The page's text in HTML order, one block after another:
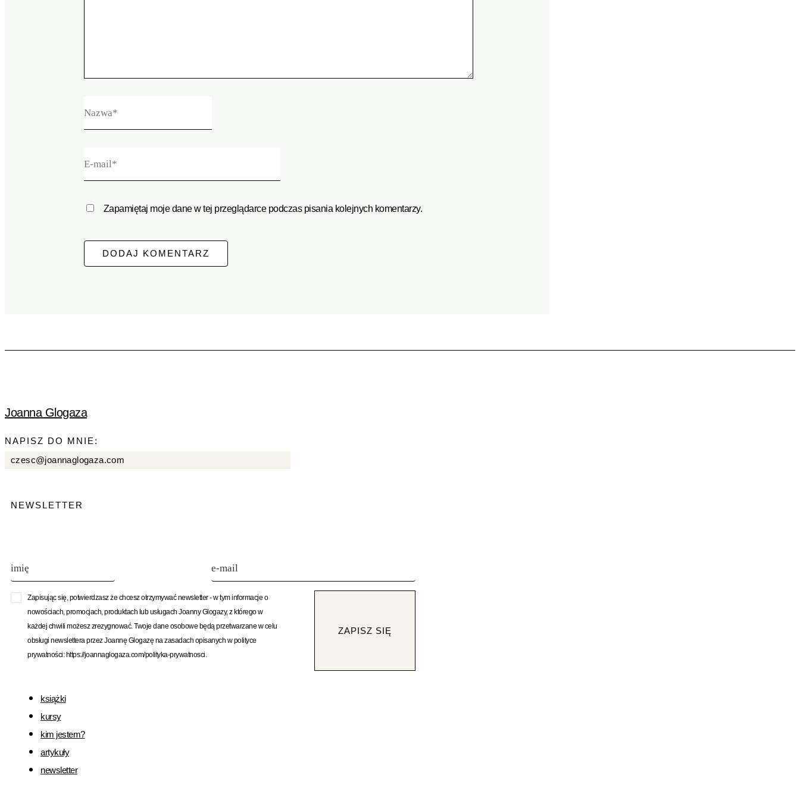
Zapamiętaj moje dane w tej przeglądarce podczas pisania kolejnych komentarzy.
Joanna Glogaza
NAPISZ DO MNIE:
czesc@joannaglogaza.com
NEWSLETTER
Zapisując się, potwierdzasz że chcesz otrzymywać newsletter - w tym informacje o
nowościach, promocjach, produktach lub usługach Joanny Glogazy, z którego w
każdej chwili możesz zrezygnować. Twoje dane osobowe będą przetwarzane w celu
obsługi newslettera przez Joannę Glogazę na zasadach opisanych w polityce
prywatności: https://joannaglogaza.com/polityka-prywatnosci.
ZAPISZ SIĘ
książki
kursy
kim jestem?
artykuły
newsletter